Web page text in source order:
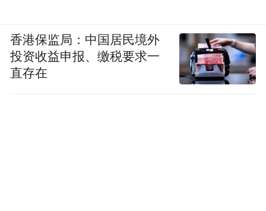
香港保监局：中国居民境外
投资收益申报、缴税要求一
直存在